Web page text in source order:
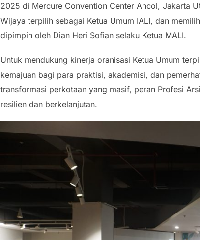
2025 di Mercure Convention Center Ancol, Jakarta
Wijaya terpilih sebagai Ketua Umum IALI, dan
dipimpin oleh Dian Heri Sofian selaku Ketua MALI.
Untuk mendukung kinerja oranisasi Ketua Umum
kemajuan bagi para praktisi, akademisi, dan
transformasi perkotaan yang masif, peran Profesi
resilien dan berkelanjutan.